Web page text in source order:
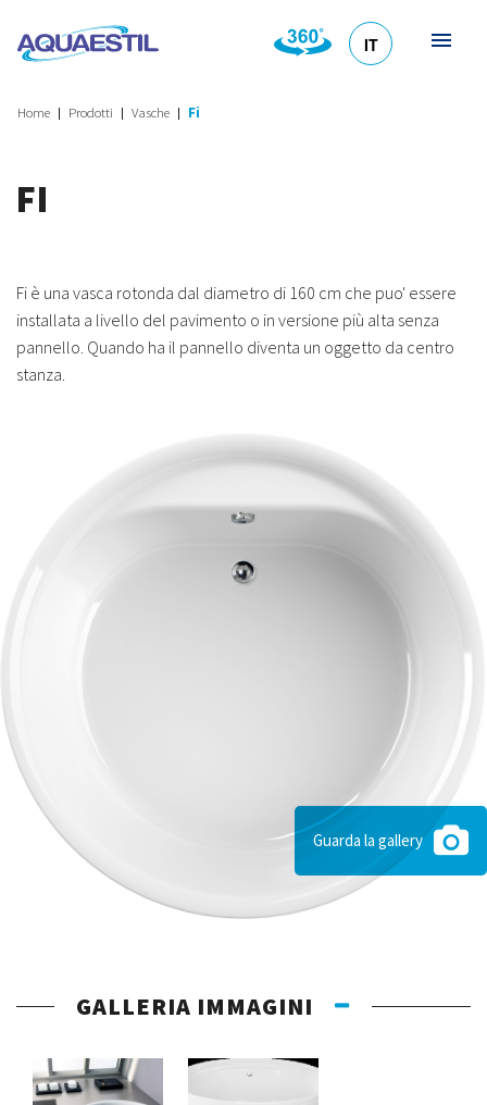
IT
Home Prodotti Vasche Fi
FI
Fi è una vasca rotonda dal diametro di 160 cm che puo' essere
installata a livello del pavimento o in versione più alta senza
pannello. Quando ha il pannello diventa un oggetto da centro
stanza.
Guarda la gallery
GALLERIA IMMAGINI